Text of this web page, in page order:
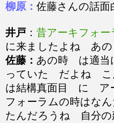
柳原： 佐藤さんの話面
井戸 ： 昔アーキフォー
に来ましたよね あの
佐藤： あの時 は適当
っていた だよね こ
は結構真面目 に ア
フォーラムの時はな
たんだろうね 自分の